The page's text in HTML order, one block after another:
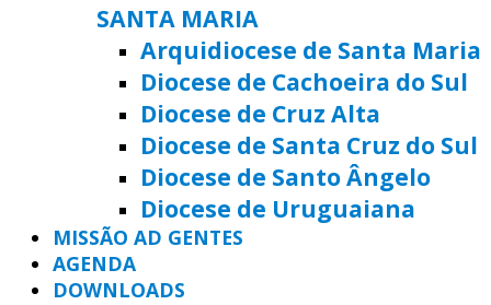
SANTA MARIA
Arquidiocese de Santa Maria
Diocese de Cachoeira do Sul
Diocese de Cruz Alta
Diocese de Santa Cruz do Sul
Diocese de Santo Ângelo
Diocese de Uruguaiana
MISSÃO AD GENTES
AGENDA
DOWNLOADS